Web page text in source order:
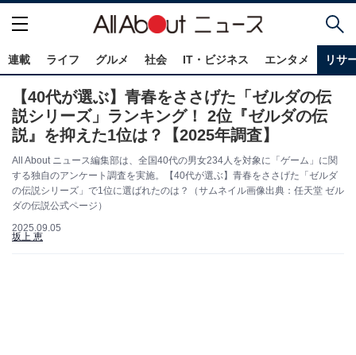
連載 ライフ グルメ 社会 IT・ビジネス エンタメ リサ
【40代が選ぶ】青春をささげた「ゼルダの伝
説シリーズ」ランキング！ 2位『ゼルダの伝
説』を抑えた1位は？【2025年調査】
All About ニュース編集部は、全国40代の男女234人を対象に「ゲーム」に関
する独自のアンケート調査を実施。【40代が選ぶ】青春をささげた「ゼルダ
の伝説シリーズ」で1位に選ばれたのは？（サムネイル画像出典：任天堂 ゼル
ダの伝説公式ページ）
2025.09.05
坂上 恵